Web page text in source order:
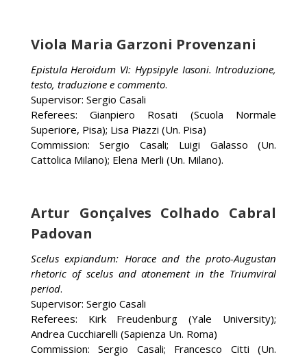
Viola Maria Garzoni Provenzani
Epistula Heroidum VI: Hypsipyle Iasoni. Introduzione,
testo, traduzione e commento.
Supervisor: Sergio Casali
Referees: Gianpiero Rosati (Scuola Normale
Superiore, Pisa); Lisa Piazzi (Un. Pisa)
Commission: Sergio Casali; Luigi Galasso (Un.
Cattolica Milano); Elena Merli (Un. Milano).
Artur Gonçalves Colhado Cabral
Padovan
Scelus expiandum: Horace and the proto-Augustan
rhetoric of scelus and atonement in the Triumviral
period.
Supervisor: Sergio Casali
Referees: Kirk Freudenburg (Yale University);
Andrea Cucchiarelli (Sapienza Un. Roma)
Commission: Sergio Casali; Francesco Citti (Un.